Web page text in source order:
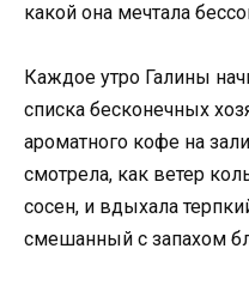
какой она мечтала
Каждое утро Галины
списка бесконечных
ароматного кофе на
смотрела, как ветер
сосен, и вдыхала
смешанный с запахом